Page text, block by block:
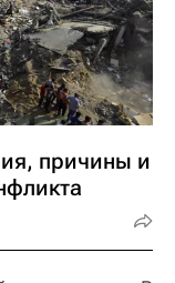
причины и